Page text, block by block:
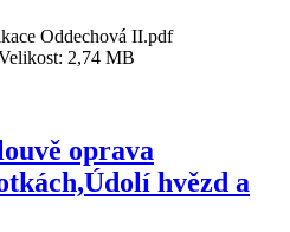
Oddechová II.pdf
2,74 MB
oprava
hvězd a